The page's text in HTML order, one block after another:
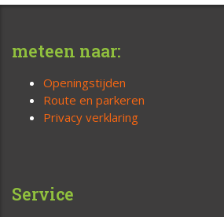
meteen naar:
Openingstijden
Route en parkeren
Privacy verklaring
Service